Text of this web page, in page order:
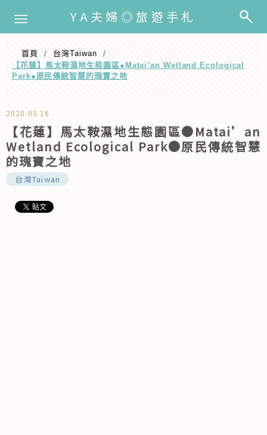
YA夫婦◎旅遊手札
首頁 / ️台灣Taiwan
/
【花蓮】馬太鞍濕地生態園區●Matai’an Wetland Ecological
Park●原民傳統智慧的瑰寶之地
2020.05.16
【花蓮】馬太鞍濕地生態園區●Matai’an
Wetland Ecological Park●原民傳統智慧
的瑰寶之地
️台灣Taiwan